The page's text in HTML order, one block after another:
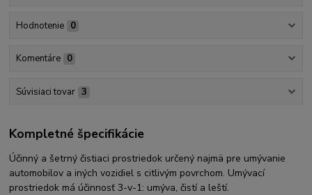
Hodnotenie 0
Komentáre 0
Súvisiaci tovar 3
Kompletné špecifikácie
Účinný a šetrný čistiaci prostriedok určený najmä pre umývanie
automobilov a iných vozidiel s citlivým povrchom. Umývací
prostriedok má účinnosť 3-v-1: umýva, čistí a leští.